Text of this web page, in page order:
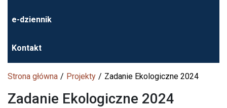
e-dziennik
Kontakt
Strona główna Projekty Zadanie Ekologiczne 2024
Zadanie Ekologiczne 2024